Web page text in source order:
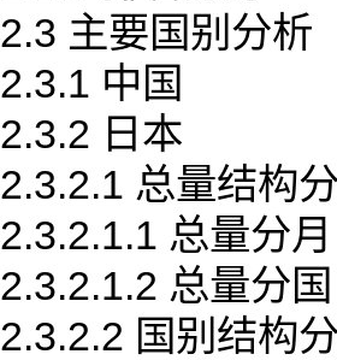
2.3 主要国别分析
2.3.1 中国
2.3.2 日本
2.3.2.1 总量结构
2.3.2.1.1 总量分月
2.3.2.1.2 总量分国
2.3.2.2 国别结构